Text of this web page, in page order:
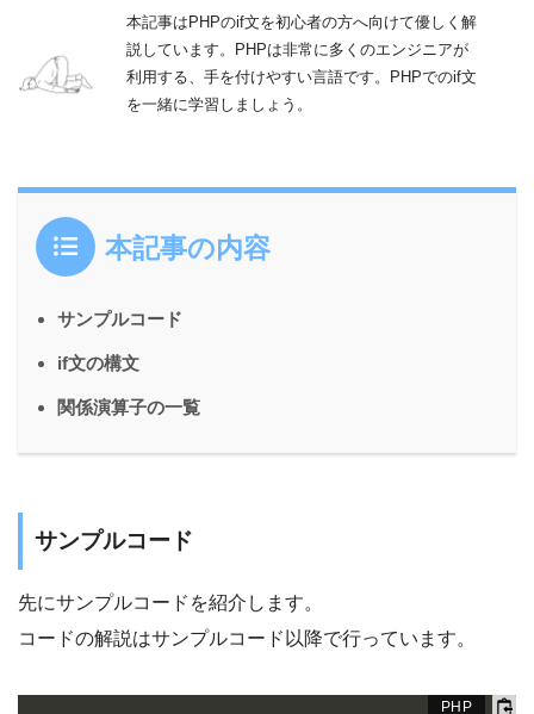
本記事はPHPのif文を初心者の方へ向けて優しく解
説しています。PHPは非常に多くのエンジニアが
利用する、手を付けやすい言語です。PHPでのif文
を一緒に学習しましょう。
本記事の内容
サンプルコード
if文の構文
関係演算子の一覧
サンプルコード
先にサンプルコードを紹介します。
コードの解説はサンプルコード以降で行っています。